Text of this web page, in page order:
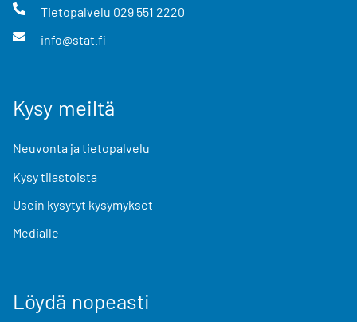
Tietopalvelu 029 551 2220
info@stat.fi
Kysy meiltä
Neuvonta ja tietopalvelu
Kysy tilastoista
Usein kysytyt kysymykset
Medialle
Löydä nopeasti